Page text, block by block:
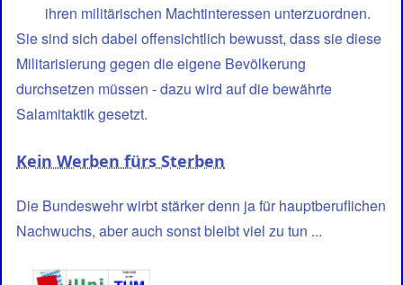
ihren militärischen Machtinteressen unterzuordnen.
Sie sind sich dabei offensichtlich bewusst, dass sie diese
Militarisierung gegen die eigene Bevölkerung
durchsetzen müssen - dazu wird auf die bewährte
Salamitaktik gesetzt.
Kein Werben fürs Sterben
Die Bundeswehr wirbt stärker denn ja für hauptberuflichen
Nachwuchs, aber auch sonst bleibt viel zu tun ...